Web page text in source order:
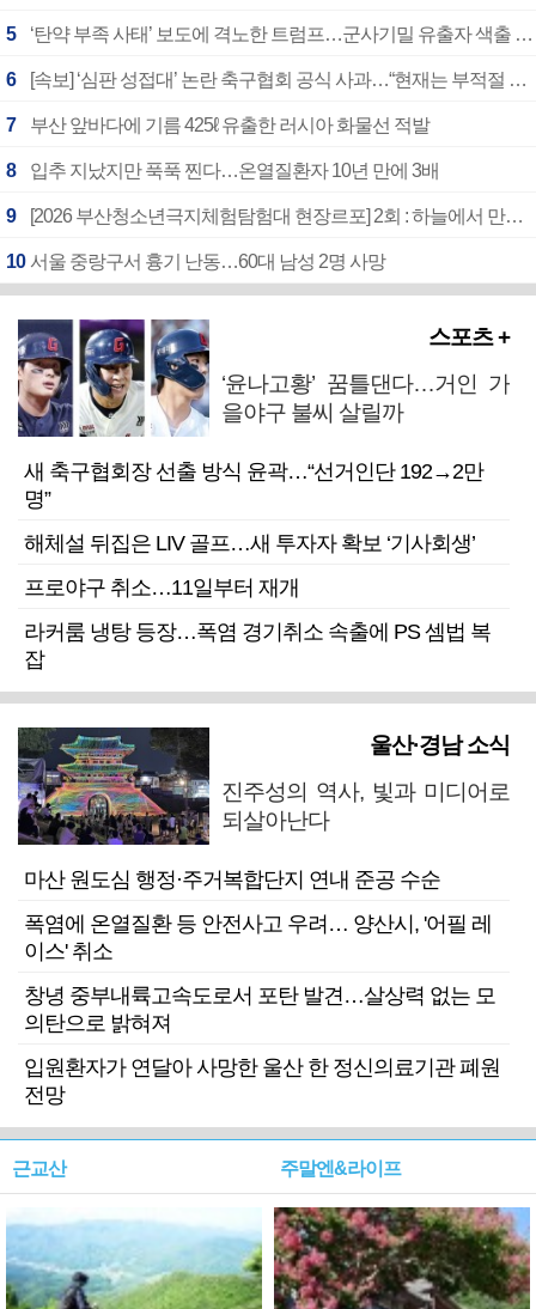
5 ‘탄약 부족 사태’ 보도에 격노한 트럼프…군사기밀 유출자 색출 지시
6 [속보] ‘심판 성접대’ 논란 축구협회 공식 사과…“현재는 부적절 행위 없어”
7 부산 앞바다에 기름 425ℓ 유출한 러시아 화물선 적발
8 입추 지났지만 푹푹 찐다…온열질환자 10년 만에 3배
9 [2026 부산청소년극지체험탐험대 현장르포] 2회 : 하늘에서 만난 얼음의 나라
10 서울 중랑구서 흉기 난동…60대 남성 2명 사망
스포츠 +
‘윤나고황’ 꿈틀댄다…거인 가
을야구 불씨 살릴까
새 축구협회장 선출 방식 윤곽…“선거인단 192→2만
명”
해체설 뒤집은 LIV 골프…새 투자자 확보 ‘기사회생’
프로야구 취소…11일부터 재개
라커룸 냉탕 등장…폭염 경기취소 속출에 PS 셈법 복
잡
울산·경남 소식
진주성의 역사, 빛과 미디어로
되살아난다
마산 원도심 행정·주거복합단지 연내 준공 수순
폭염에 온열질환 등 안전사고 우려… 양산시, '어필 레
이스' 취소
창녕 중부내륙고속도로서 포탄 발견…살상력 없는 모
의탄으로 밝혀져
입원환자가 연달아 사망한 울산 한 정신의료기관 폐원
전망
근교산 주말엔&라이프